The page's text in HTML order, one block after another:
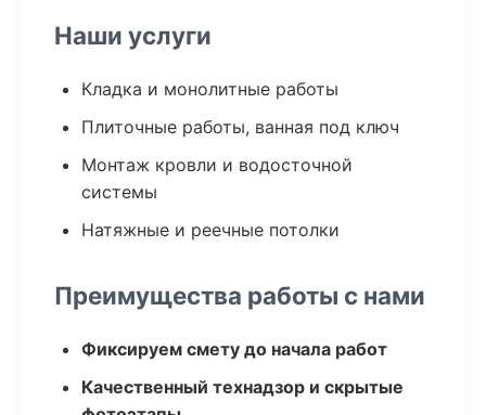
Наши услуги
Кладка и монолитные работы
Плиточные работы, ванная под ключ
Монтаж кровли и водосточной
системы
Натяжные и реечные потолки
Преимущества работы с нами
Фиксируем смету до начала работ
Качественный технадзор и скрытые